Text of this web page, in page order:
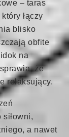
– taras
łączy
blisko
obfite
na
że
relaksujący.
a nawet